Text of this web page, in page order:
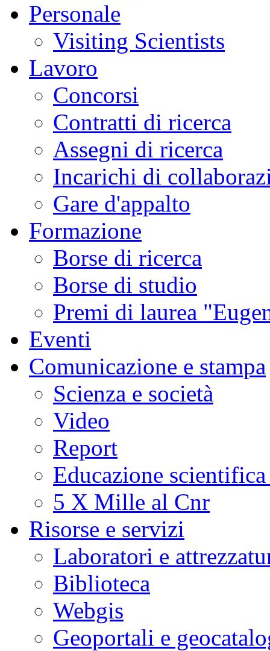
Personale
Visiting Scientists
Lavoro
Concorsi
Contratti di ricerca
Assegni di ricerca
Incarichi di
Gare d'appalto
Formazione
Borse di ricerca
Borse di studio
Premi di laurea
Eventi
Comunicazione e stampa
Scienza e società
Video
Report
Educazione
5 X Mille al Cnr
Risorse e servizi
Laboratori e
Biblioteca
Webgis
Geoportali e